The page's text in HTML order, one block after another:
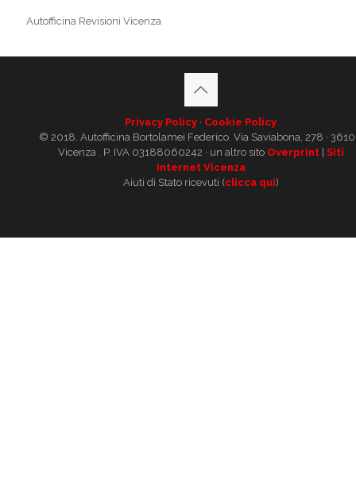
Autofficina Revisioni Vicenza
Privacy Policy · Cookie Policy
© 2018. Autofficina Bortolamei Federico. Via Saviabona, 278 ·
Vicenza . P. IVA 03188060242 · un altro sito Overprint| Siti
Internet Vicenza
Aiuti di Stato ricevuti (clicca qui)